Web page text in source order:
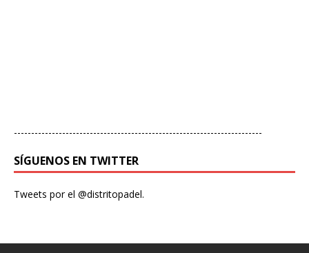
------------------------------------------------------------------------
SÍGUENOS EN TWITTER
Tweets por el @distritopadel.